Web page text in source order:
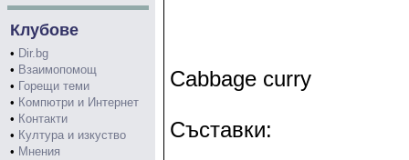
Клубове
• Dir.bg
• Взаимопомощ
• Горещи теми
• Компютри и Интернет
• Контакти
• Култура и изкуство
• Мнения
Cabbage curry
Съставки: